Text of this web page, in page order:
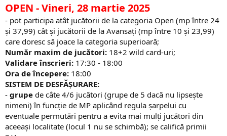
OPEN - Vineri, 28 martie 2025
- pot participa atât jucătorii de la categoria Open (mp între 24
și 37,99) cât și jucătorii de la Avansați (mp între 10 și 23,99)
care doresc să joace la categoria superioară;
Număr maxim de jucători: 18+2 wild card-uri;
Validare înscrieri: 17:30 - 18:00
Ora de începere: 18:00
SISTEM DE DESFĂȘURARE:
- grupe de câte 4/6 jucători (grupe de 5 dacă nu lipsește
nimeni) în funcție de MP aplicând regula șarpelui cu
eventuale permutări pentru a evita mai mulți jucători din
aceeași localitate (locul 1 nu se schimbă); se califică primii